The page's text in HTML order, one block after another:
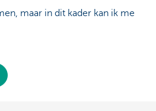
maar in dit kader kan ik me